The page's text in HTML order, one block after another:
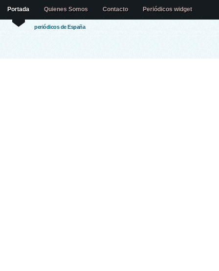
periódicos de España
Portada Quienes Somos Contacto Periódicos widget